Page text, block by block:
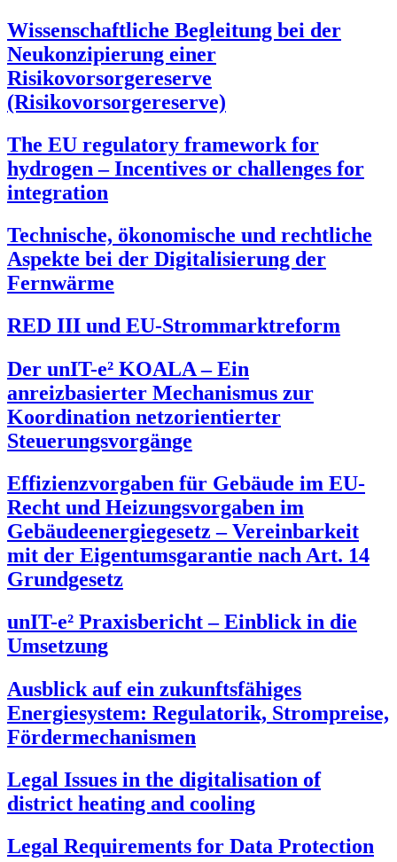
Wissenschaftliche Begleitung bei der
Neukonzipierung einer
Risikovorsorgereserve
(Risikovorsorgereserve)
The EU regulatory framework for
hydrogen – Incentives or challenges for
integration
Technische, ökonomische und rechtliche
Aspekte bei der Digitalisierung der
Fernwärme
RED III und EU-Strommarktreform
Der unIT-e² KOALA – Ein
anreizbasierter Mechanismus zur
Koordination netzorientierter
Steuerungsvorgänge
Effizienzvorgaben für Gebäude im EU-
Recht und Heizungsvorgaben im
Gebäudeenergiegesetz – Vereinbarkeit
mit der Eigentumsgarantie nach Art. 14
Grundgesetz
unIT-e² Praxisbericht – Einblick in die
Umsetzung
Ausblick auf ein zukunftsfähiges
Energiesystem: Regulatorik, Strompreise,
Fördermechanismen
Legal Issues in the digitalisation of
district heating and cooling
Legal Requirements for Data Protection